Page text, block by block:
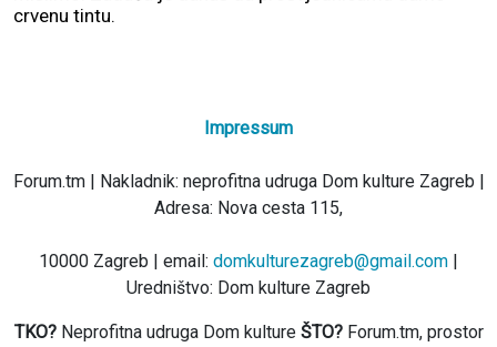
crvenu tintu.
Impressum
Forum.tm | Nakladnik: neprofitna udruga Dom kulture Zagreb |
Adresa: Nova cesta 115,
10000 Zagreb | email: domkulturezagreb@gmail.com
Uredništvo: Dom kulture Zagreb
TKO?Neprofitna udruga Dom kulture ŠTO?Forum.tm, prostor